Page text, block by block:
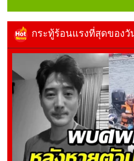
กระทู้ร้อนแรงที่สุดของวั